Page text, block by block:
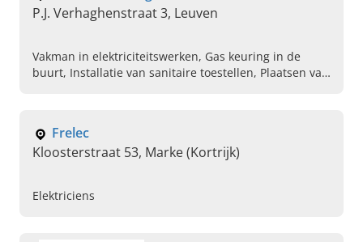
P.J. Verhaghenstraat 3, Leuven
Vakman in elektriciteitswerken, Gas keuring in de
buurt, Installatie van sanitaire toestellen, Plaatsen van
buurt, Verwarmingsinstallateur in de buurt
Frelec
Kloosterstraat 53, Marke (Kortrijk)
Elektriciens